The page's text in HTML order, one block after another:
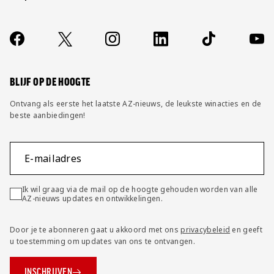
Contact
FAQ
Socials
https://www.facebook.com/AZAlkmaar
X Instagram LinkedIn TikTok
BLIJF OP DE HOOGTE
Ontvang als eerste het laatste AZ-nieuws, de leukste winacties en de
beste aanbiedingen!
E-mailadres
Ik wil graag via de mail op de hoogte gehouden worden van alle
AZ-nieuws updates en ontwikkelingen.
Door je te abonneren gaat u akkoord met onsprivacybeleid en geeft
u toestemming om updates van ons te ontvangen.